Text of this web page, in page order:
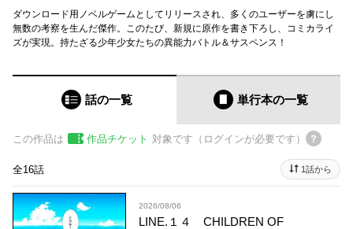
ダウンロード用ノベルゲームとしてリリースされ、多くのユーザーを虜にし
無数の考察を生んだ傑作。このたび、新規に原作を書き下ろし、コミカライ
ズが実現。持たざる少年少女たちの異能力バトル＆サスペンス！
話の一覧 単行本の一覧
この作品は 作品チケット 対象です（ログインが必要です）
全16話 1話から
2026/08/06
LINE.１４ CHILDREN OF